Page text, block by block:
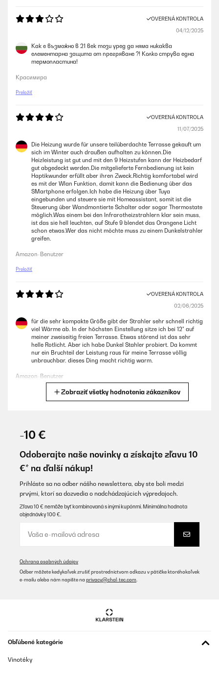
OVERENÁ KONTROLA
04/12/2025
Как е възможно в 21 век този уред да няма никаква
елементарна защита от прегряване ?! Колко струва една
термопластина!
Красимира
Preložiť
OVERENÁ KONTROLA
11/07/2025
Die Heizung wurde für unsere teilüberdachte Terrasse gekauft um
sich im Winter auch draußen aufhalten zu können.Die
Heizleistung ist gut und mit den 9 Heizstufen kann der Heizbedarf
gut abgedeckt werden.Die mitgelieferte Fernbedienung ist kein
Haptikwunder erfüllt aber ihren Zweck.Richtig komfortabel wird
es mit der Wlan Funktion, damit kann die Bedienung über das
SMartphone erfolgen.Ich habe die Heizung über Tuya
eingebunden und steuere sie mit Homeassistant, somit ist die
Steuerung über Wandmontierte Schalter oder sogar Thermostate
möglich.Was einem bei den Infrarotheizstrahlern klar sein muss,
ist das sie hell leuchten, auf Stufe 9 blendet das Orangene Licht
schon etwas.Wer das nicht möchte muss zu einem Dunkelstrahler
greifen.
Amazon-Benutzer
Preložiť
OVERENÁ KONTROLA
02/06/2025
für die sehr kompakte Größe gibt der Strahler sehr schnell richtig
viel Wärme ab. In der höchsten Einstellung sitze ich bei 12° auf
meiner zweiseitig freien Terrasse. Etwas störend ist das sehr
helle Rotlicht. Aber ich habe Dunkel Stahler probiert. Da kommt
nur ein Bruchteil der Leistung raus für meine Terrasse völlig
unbrauchbar. dieses Ding macht richtig warm.
Amazon-Benutzer
B auf C tauschen da sie immer beim Einschalten rausfliegt.
Amazon-Benutzer
Preložiť
OVERENÁ KONTROLA
Je l’ai mis dans le sous-sol et sa chauffe énormément
Preložiť
Die Installation ist sehr einfach. Auch das Einbinden in Smart
und die sofortige Heizwirkung.Wir benutzen den Heizstrahler im
Außenbereich auf der Terrasse.Macht zuverlässig was er soll.
Amazon-Benutzer
Zobraziť všetky hodnotenia zákazníkov
-10 €
Odoberajte naše novinky a získajte zľavu 10
€* na ďalší nákup!
Prihláste sa na odber nášho newslettera, aby ste boli medzi
prvými, ktorí sa dozvedia o nadchádzajúcich výpredajoch.
Zľava 10 € nemôže byť kombinovaná s inými kupónmi. Minimálna hodnota
objednávky 100 €.
Ochrana osobných údajov
Odber môžete kedykoľvek zrušiť prostredníctvom odkazu v pätičke ktoréhokoľvek
e-mailu alebo nám napíšte na privacy@chal-tec.com
Obľúbené kategórie
Vinotéky